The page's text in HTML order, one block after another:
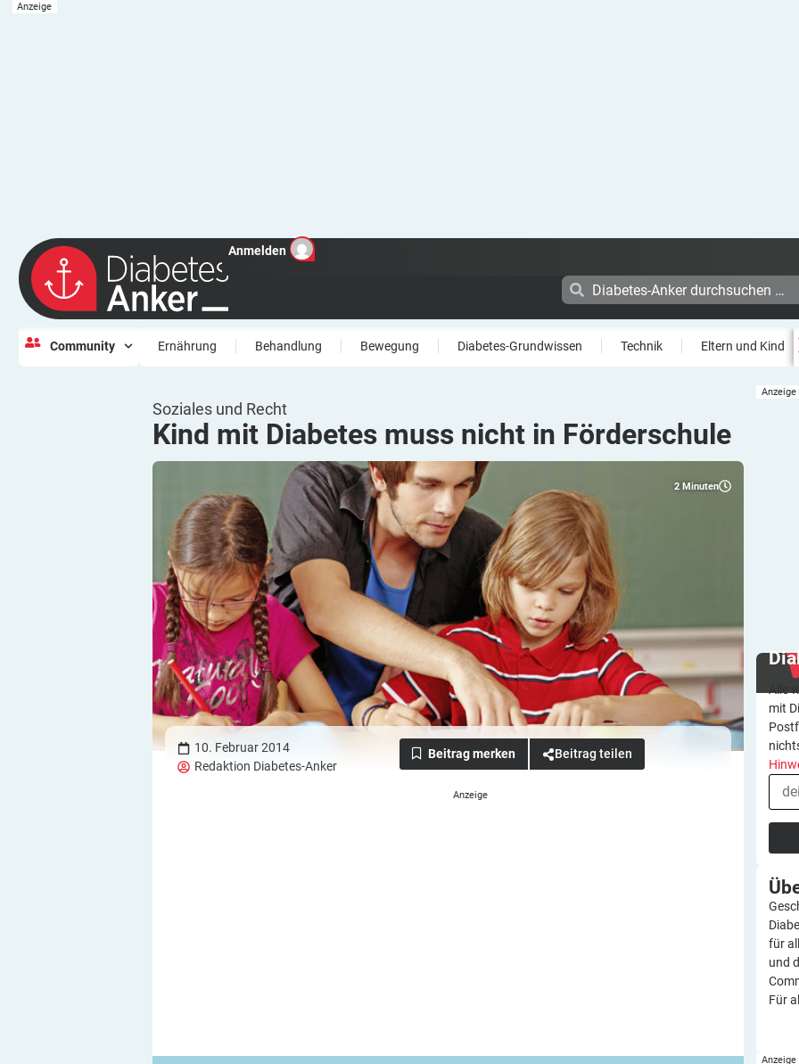
Anmelden
Community Ernährung Behandlung Bewegung Diabetes-Grundwissen Technik Eltern und Kind
Soziales und Recht
Kind mit Diabetes muss nicht in Förderschule
2 Minuten
10. Februar 2014
Redaktion Diabetes-Anker
Beitrag teilen
Alle
mit
für
und
Für